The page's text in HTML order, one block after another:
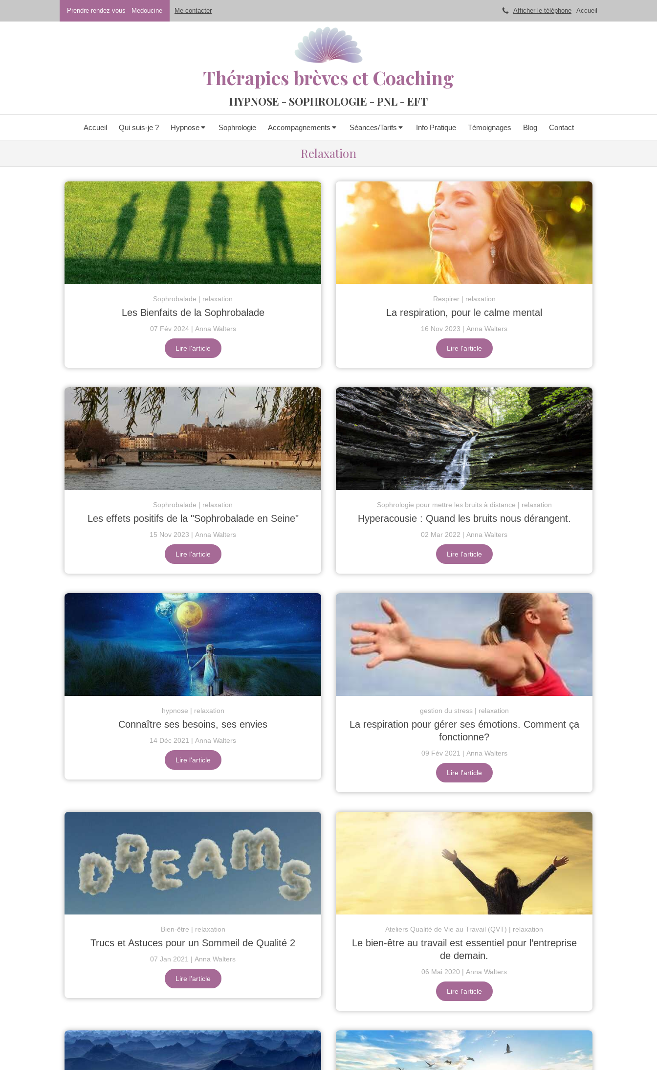
Prendre rendez-vous - Medoucine Me contacter Accueil
Afficher le téléphone
Thérapies brèves et Coaching
HYPNOSE - SOPHROLOGIE - PNL - EFT
Accueil Qui suis-je ? Hypnose Sophrologie Accompagnements Séances/Tarifs Info Pratique Témoignages Blog Contact
Relaxation
Sophrobalade relaxation
Les Bienfaits de la Sophrobalade
07 Fév 2024 Anna Walters
Lire l'article
Respirer relaxation
La respiration, pour le calme mental
16 Nov 2023 Anna Walters
Lire l'article
Sophrobalade relaxation
Les effets positifs de la "Sophrobalade en Seine"
15 Nov 2023 Anna Walters
Lire l'article
Sophrologie pour mettre les bruits à distance relaxation
Hyperacousie : Quand les bruits nous dérangent.
02 Mar 2022 Anna Walters
Lire l'article
hypnose relaxation
Connaître ses besoins, ses envies
14 Déc 2021 Anna Walters
Lire l'article
gestion du stress relaxation
La respiration pour gérer ses émotions. Comment ça
fonctionne?
09 Fév 2021 Anna Walters
Lire l'article
Bien-être relaxation
Trucs et Astuces pour un Sommeil de Qualité 2
07 Jan 2021 Anna Walters
Lire l'article
Ateliers Qualité de Vie au Travail (QVT) relaxation
Le bien-être au travail est essentiel pour l’entreprise
de demain.
06 Mai 2020 Anna Walters
Lire l'article